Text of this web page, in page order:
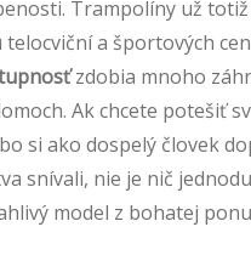
Trampolíny už
telocviční a športových
zdobia mnoho
Ak chcete potešiť
si ako dospelý človek
snívali, nie je nič
model z bohatej